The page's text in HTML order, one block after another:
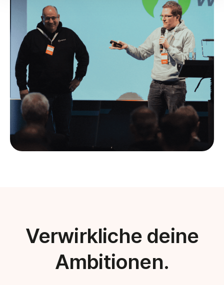
Verwirkliche deine
Ambitionen.